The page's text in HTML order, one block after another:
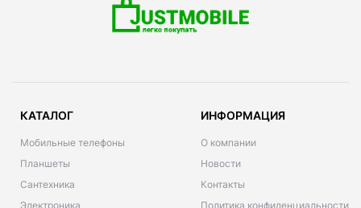
КАТАЛОГ
Мобильные телефоны
Планшеты
Сантехника
Электроника
ИНФОРМАЦИЯ
О компании
Новости
Контакты
Политика конфиденциальности